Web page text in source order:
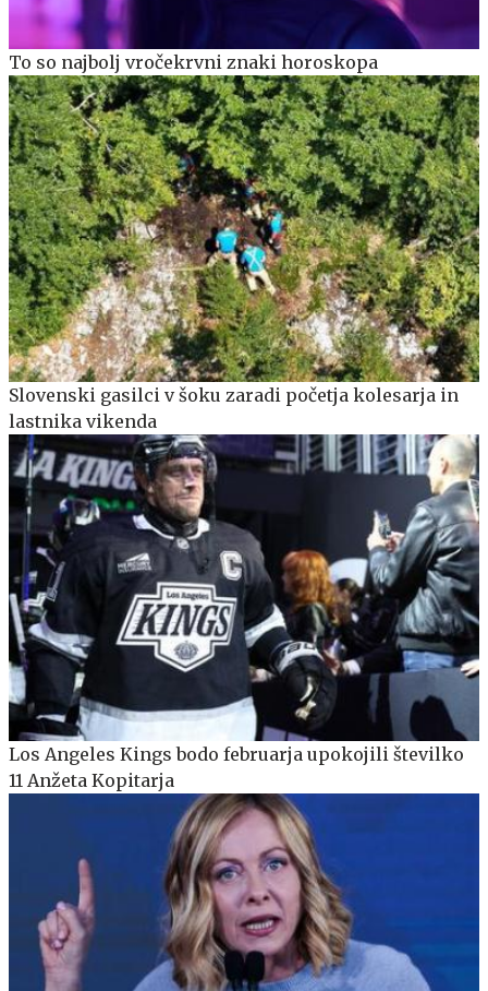
To so najbolj vročekrvni znaki horoskopa
Slovenski gasilci v šoku zaradi početja kolesarja in
lastnika vikenda
Los Angeles Kings bodo februarja upokojili številko
11 Anžeta Kopitarja